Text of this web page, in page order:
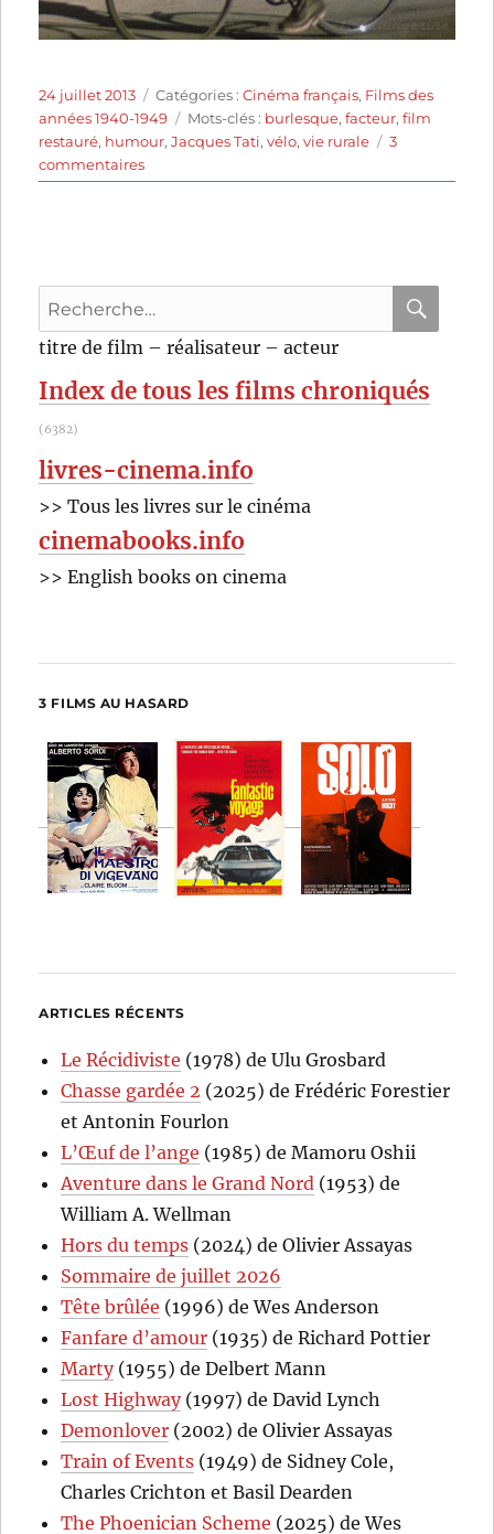
Publié
le
24 juillet 2013 Catégories
Catégories :Cinéma français, Films des
années 1940-1949
Étiquettes
Mots-clés : burlesque,facteur,film
restauré, humour,Jacques Tati,vélo,vie rurale
3
commentairessur
Jour
Recherche
pour
:
titre de film – réalisateur – acteur
Index de tous les films chroniqués
(6382)
livres-cinema.info
>> Tous les livres sur le cinéma
cinemabooks.info
>> English books on cinema
3 FILMS AU HASARD
ARTICLES RÉCENTS
Le Récidiviste (1978) de Ulu Grosbard
Chasse gardée 2 (2025) de Frédéric Forestier
et Antonin Fourlon
L’Œuf de l’ange (1985) de Mamoru Oshii
Aventure dans le Grand Nord (1953) de
William A. Wellman
Hors du temps (2024) de Olivier Assayas
Sommaire de juillet 2026
Tête brûlée (1996) de Wes Anderson
Fanfare d’amour (1935) de Richard Pottier
Marty(1955) de Delbert Mann
Lost Highway(1997) de David Lynch
Demonlover (2002) de Olivier Assayas
Train of Events (1949) de Sidney Cole,
Charles Crichton et Basil Dearden
The Phoenician Scheme (2025) de Wes